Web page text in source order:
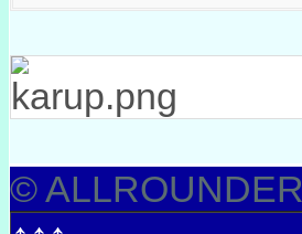
© ALLROUNDER